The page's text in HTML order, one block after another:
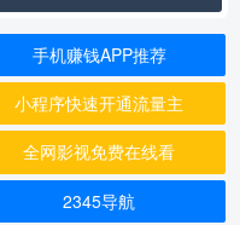
手机赚钱APP推荐
小程序快速开通流量主
全网影视免费在线看
2345导航